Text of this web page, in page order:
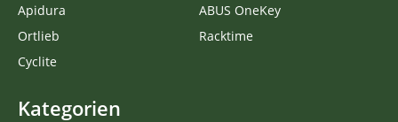
Apidura
Ortlieb
Cyclite
ABUS OneKey
Racktime
Kategorien